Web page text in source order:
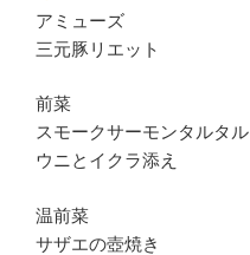
アミューズ
三元豚リエット
前菜
スモークサーモンタルタル
ウニとイクラ添え
温前菜
サザエの壺焼き